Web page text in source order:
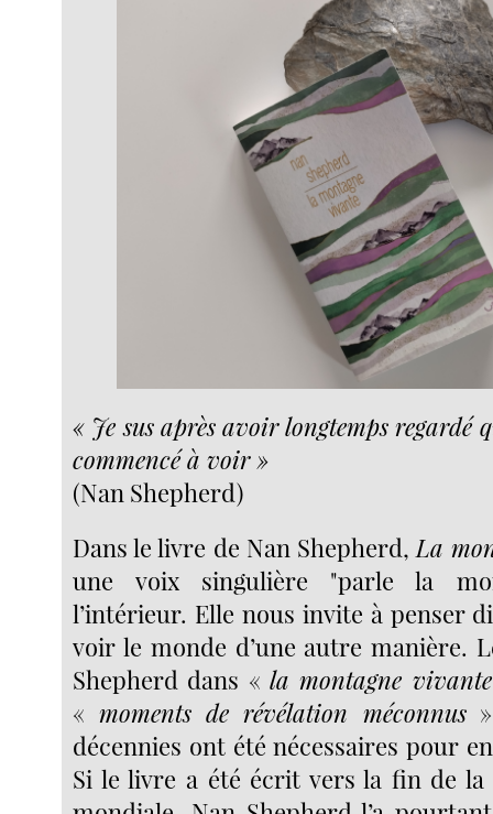
« Je sus après avoir longtemps regardé
commencé à voir »
(Nan Shepherd)
Dans le livre de Nan Shepherd, La
une voix singulière "parle la
l’intérieur. Elle nous invite à penser
voir le monde d’une autre manière.
Shepherd dans «la montagne vivante
« moments de révélation méconnus»
décennies ont été nécessaires pour
Si le livre a été écrit vers la fin de la